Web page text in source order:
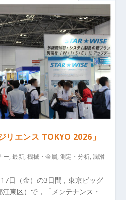
リエンス TOKYO 2026」
ー,最新,機械・金属,測定・分析,潤滑
日（金）の3日間，東京ビッグ
東区）で，「メンテナンス・